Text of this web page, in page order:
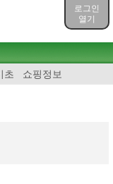
로그인
열기
초 쇼핑정보